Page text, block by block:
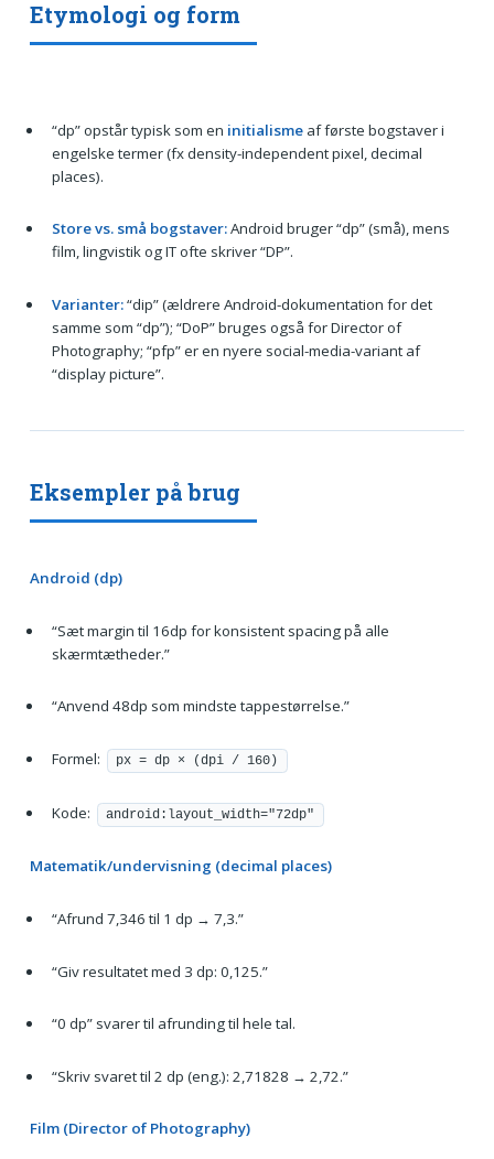
Etymologi og form
“dp” opstår typisk som en initialismeaf første bogstaver i
engelske termer (fx density-independent pixel, decimal
places).
Store vs. små bogstaver:Android bruger “dp” (små), mens
film, lingvistik og IT ofte skriver “DP”.
Varianter:“dip” (ældrere Android-dokumentation for det
samme som “dp”); “DoP” bruges også for Director of
Photography; “pfp” er en nyere social-media-variant af
“display picture”.
Eksempler på brug
Android (dp)
“Sæt margin til 16dp for konsistent spacing på alle
skærmtætheder.”
“Anvend 48dp som mindste tappestørrelse.”
Formel: px = dp × (dpi / 160)
Kode: android:layout_width="72dp"
Matematik/undervisning (decimal places)
“Afrund 7,346 til 1 dp → 7,3.”
“Giv resultatet med 3 dp: 0,125.”
“0 dp” svarer til afrunding til hele tal.
“Skriv svaret til 2 dp (eng.): 2,71828 → 2,72.”
Film (Director of Photography)